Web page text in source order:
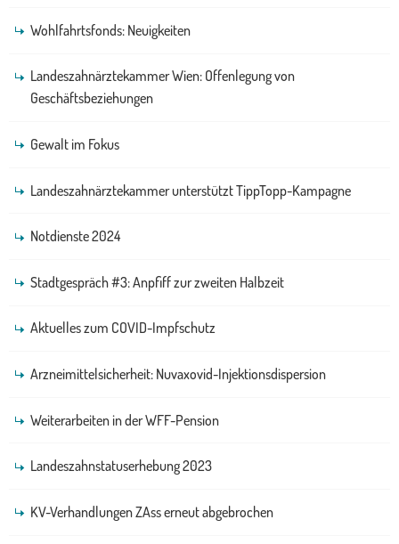
Wohlfahrtsfonds: Neuigkeiten
Landeszahnärztekammer Wien: Offenlegung von
Geschäftsbeziehungen
Gewalt im Fokus
Landeszahnärztekammer unterstützt TippTopp-Kampagne
Notdienste 2024
Stadtgespräch #3: Anpfiff zur zweiten Halbzeit
Aktuelles zum COVID-Impfschutz
Arzneimittelsicherheit: Nuvaxovid-Injektionsdispersion
Weiterarbeiten in der WFF-Pension
Landeszahnstatuserhebung 2023
KV-Verhandlungen ZAss erneut abgebrochen